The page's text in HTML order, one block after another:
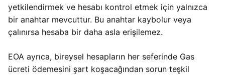
yetkilendirmek ve hesabı kontrol etmek için yalnızca
bir anahtar mevcuttur. Bu anahtar kaybolur veya
çalınırsa hesaba bir daha asla erişilemez.
EOA ayrıca, bireysel hesapların her seferinde Gas
ücreti ödemesini şart koşacağından sorun teşkil